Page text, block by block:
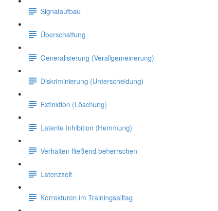
Signalaufbau
Überschattung
Generalisierung (Verallgemeinerung)
Diskriminierung (Unterscheidung)
Extinktion (Löschung)
Latente Inhibition (Hemmung)
Verhalten fließend beherrschen
Latenzzeit
Korrekturen im Trainingsalltag